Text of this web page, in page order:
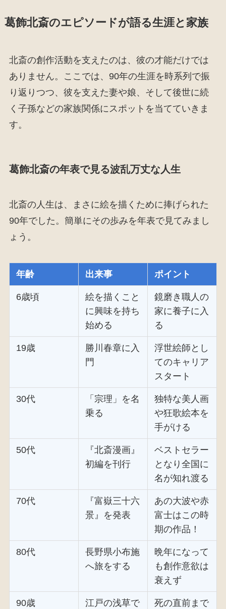
葛飾北斎のエピソードが語る生涯と家族
北斎の創作活動を支えたのは、彼の才能だけでは
ありません。ここでは、90年の生涯を時系列で振
り返りつつ、彼を支えた妻や娘、そして後世に続
く子孫などの家族関係にスポットを当てていきま
す。
葛飾北斎の年表で見る波乱万丈な人生
北斎の人生は、まさに絵を描くために捧げられた
90年でした。簡単にその歩みを年表で見てみまし
ょう。
年齢 出来事 ポイント
6歳頃
絵を描くこと
に興味を持ち
始める
鏡磨き職人の
家に養子に入
る
19歳
勝川春章に入
門
浮世絵師とし
てのキャリア
スタート
30代
「宗理」を名
乗る
独特な美人画
や狂歌絵本を
手がける
50代
『北斎漫画』
初編を刊行
ベストセラー
となり全国に
名が知れ渡る
70代
『富嶽三十六
景』を発表
あの大波や赤
富士はこの時
期の作品！
80代
長野県小布施
へ旅をする
晩年になって
も創作意欲は
衰えず
90歳
江戸の浅草で
死の直前まで